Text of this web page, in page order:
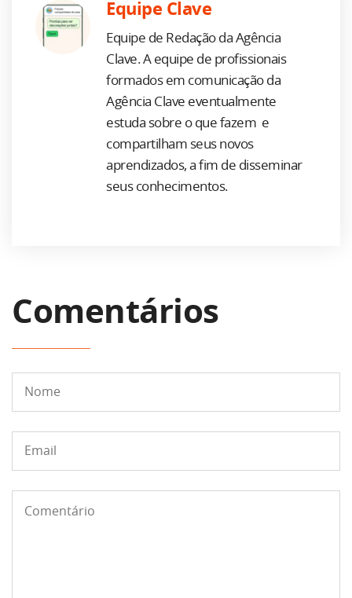
Equipe Clave
Equipe de Redação da Agência
Clave. A equipe de profissionais
formados em comunicação da
Agência Clave eventualmente
estuda sobre o que fazem e
compartilham seus novos
aprendizados, a fim de disseminar
seus conhecimentos.
Comentários